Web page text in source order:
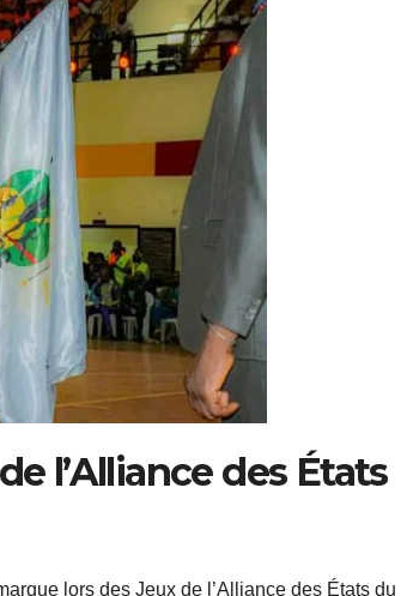
l’Alliance des États
lors des Jeux de l’Alliance des États du